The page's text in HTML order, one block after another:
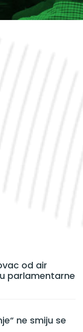
od air
parlamentarne
ne smiju se